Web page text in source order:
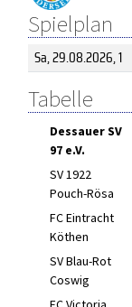
Spielplan
Sa, 29.08.2026, 1
Tabelle
Dessauer SV
97 e.V.
SV 1922
Pouch-Rösa
FC Eintracht
Köthen
SV Blau-Rot
Coswig